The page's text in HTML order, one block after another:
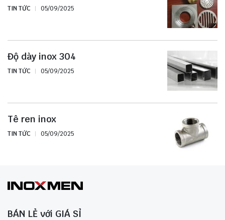
TIN TỨC 05/09/2025
Độ dày inox 304
TIN TỨC 05/09/2025
Tê ren inox
TIN TỨC 05/09/2025
BÁN LẺ với GIÁ SỈ